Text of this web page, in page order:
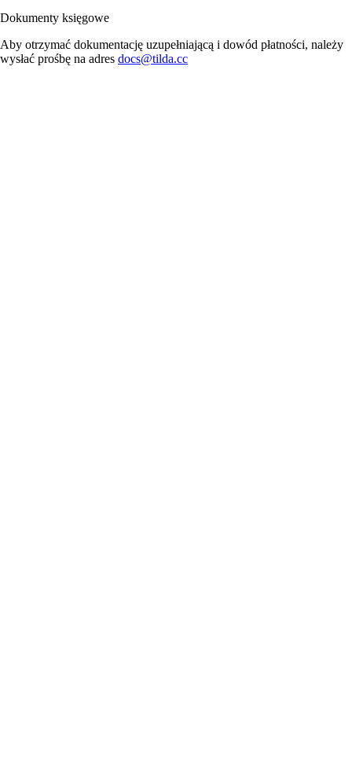
Dokumenty księgowe
Aby otrzymać dokumentację uzupełniającą i dowód płatności, należy
wysłać prośbę na adres docs@tilda.cc